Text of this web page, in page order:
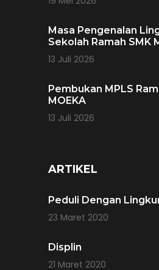
Masa Pengenalan
Sekolah Ramah SMK
13 Juli 2026
Pembukan MPLS
MOEKA
13 Juli 2026
ARTIKEL
Peduli Dengan
23 Maret 2020
Displin
21 Maret 2020